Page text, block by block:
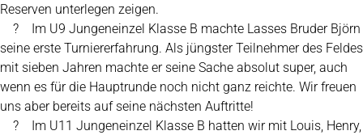
Reserven unterlegen zeigen.
? Im U9 Jungeneinzel Klasse B machte Lasses Bruder Björn
seine erste Turniererfahrung. Als jüngster Teilnehmer des Feldes
mit sieben Jahren machte er seine Sache absolut super, auch
wenn es für die Hauptrunde noch nicht ganz reichte. Wir freuen
uns aber bereits auf seine nächsten Auftritte!
? Im U11 Jungeneinzel Klasse B hatten wir mit Louis, Henry,